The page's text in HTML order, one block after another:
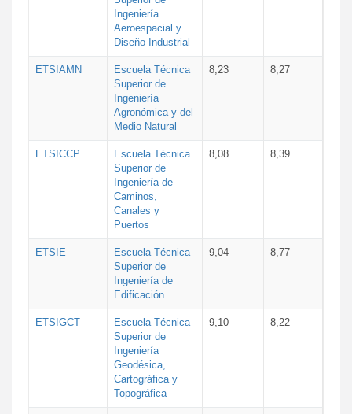
Ingeniería
Aeroespacial y
Diseño Industrial
ETSIAMN
Escuela Técnica
Superior de
Ingeniería
Agronómica y del
Medio Natural
8,23 8,27
ETSICCP
Escuela Técnica
Superior de
Ingeniería de
Caminos,
Canales y
Puertos
8,08 8,39
ETSIE
Escuela Técnica
Superior de
Ingeniería de
Edificación
9,04 8,77
ETSIGCT
Escuela Técnica
Superior de
Ingeniería
Geodésica,
Cartográfica y
Topográfica
9,10 8,22